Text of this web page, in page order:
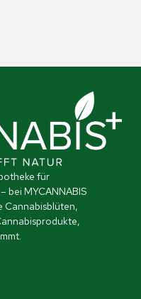
für
bei MYCANNABIS
Cannabisblüten,